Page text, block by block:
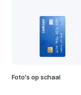
Foto's op schaal